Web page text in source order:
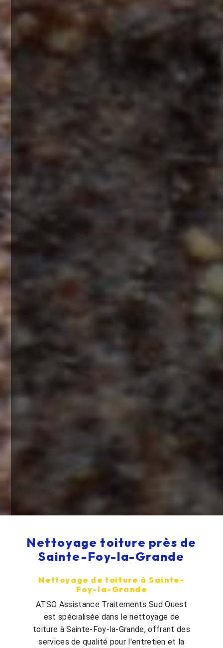
Nettoyage toiture près de
Sainte-Foy-la-Grande
Nettoyage de toiture à Sainte-
Foy-la-Grande
ATSO Assistance Traitements Sud Ouest
est spécialisée dans le nettoyage de
toiture à Sainte-Foy-la-Grande, offrant des
services de qualité pour l'entretien et la